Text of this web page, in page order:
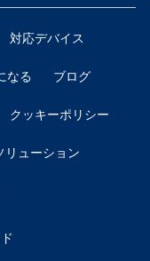
対応デバイス
なる ブログ
クッキーポリシー
リューション